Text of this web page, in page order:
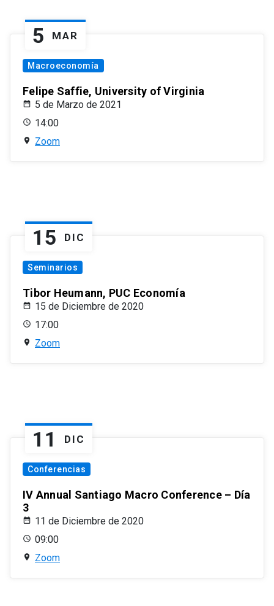
5 MAR
Macroeconomía
Felipe Saffie, University of Virginia
5 de Marzo de 2021
14:00
Zoom
15 DIC
Seminarios
Tibor Heumann, PUC Economía
15 de Diciembre de 2020
17:00
Zoom
11 DIC
Conferencias
IV Annual Santiago Macro Conference – Día
3
11 de Diciembre de 2020
09:00
Zoom